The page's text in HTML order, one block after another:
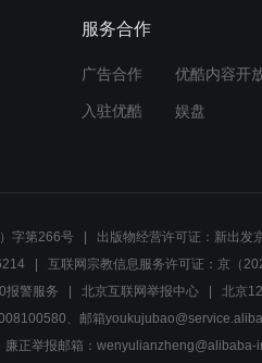
一
凶
害
服务合作
广告合作 优酷内容开
入驻优酷 娱盘
字第266号
出版物经营许可证：新出发
互联网宗教信息服务许可证：京（
报警服务 北京互联网举报中心
北京
、邮箱
廉正举报邮箱：wenyulianzheng@alibaba-